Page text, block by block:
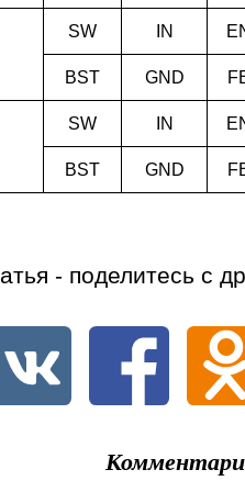
SW IN
BST
GND
SW IN
BST
GND
- поделитесь с